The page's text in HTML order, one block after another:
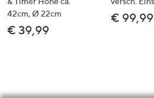
42cm, Ø 22cm
€ 39,99
€ 99,99